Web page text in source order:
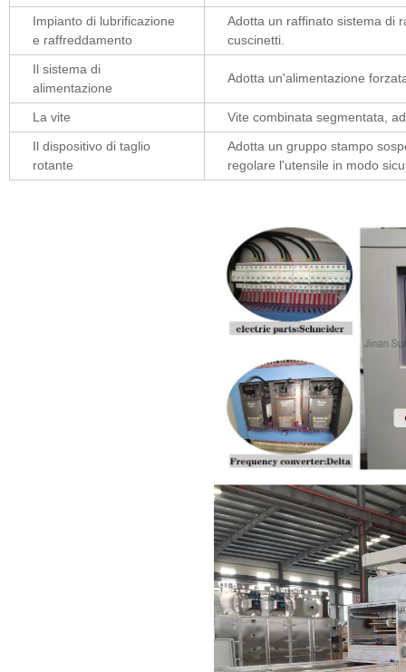
Impianto di lubrificazione
e raffreddamento
Adotta un raffinato sistema di
cuscinetti.
Il sistema di
alimentazione
Adotta un'alimentazione
La vite
Vite combinata segmentata,
Il dispositivo di taglio
rotante
Adotta un gruppo stampo
regolare l'utensile in modo